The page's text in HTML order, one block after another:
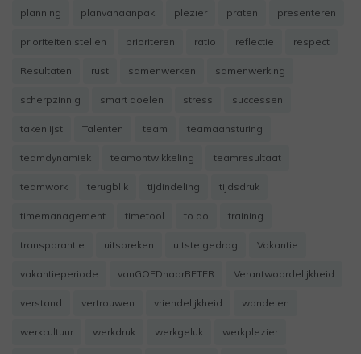
planning planvanaanpak plezier praten presenteren
prioriteiten stellen prioriteren ratio reflectie respect
Resultaten rust samenwerken samenwerking
scherpzinnig smart doelen stress successen
takenlijst Talenten team teamaansturing
teamdynamiek teamontwikkeling teamresultaat
teamwork terugblik tijdindeling tijdsdruk
timemanagement timetool to do training
transparantie uitspreken uitstelgedrag Vakantie
vakantieperiode vanGOEDnaarBETER Verantwoordelijkheid
verstand vertrouwen vriendelijkheid wandelen
werkcultuur werkdruk werkgeluk werkplezier